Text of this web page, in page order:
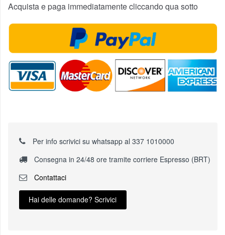
Acquista e paga immediatamente cliccando qua sotto
Per info scrivici su whatsapp al 337 1010000
Consegna in 24/48 ore tramite corriere Espresso (BRT)
Contattaci
Hai delle domande? Scrivici